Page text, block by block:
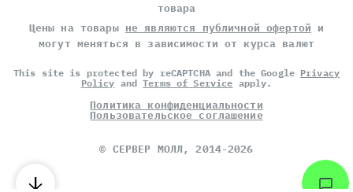
товара
Цены на товары не являются публичной офертой и
могут меняться в зависимости от курса валют
This site is protected by reCAPTCHA and the Google Privacy
Policy andTerms of Service apply.
Политика конфиденциальности
Пользовательское соглашение
© СЕРВЕР МОЛЛ, 2014-2026